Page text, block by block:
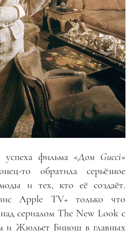
успеха фильма «Дом Gucci»
то обратила серьёзное
и тех, кто её создаёт.
Apple TV+ только что
сериалом The New Look с
и Жюльет Бинош в главных